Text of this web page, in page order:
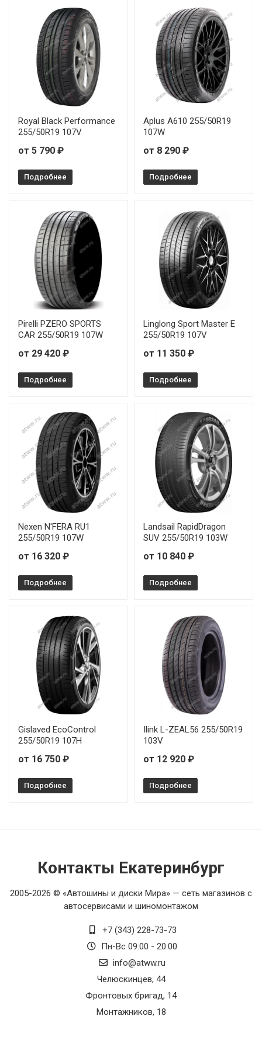
Royal Black Performance
255/50R19 107V
от 5 790 ₽
Подробнее
Aplus A610 255/50R19
107W
от 8 290 ₽
Подробнее
Pirelli PZERO SPORTS
CAR 255/50R19 107W
от 29 420 ₽
Подробнее
Linglong Sport Master E
255/50R19 107V
от 11 350 ₽
Подробнее
Nexen N'FERA RU1
255/50R19 107W
от 16 320 ₽
Подробнее
Landsail RapidDragon
SUV 255/50R19 103W
от 10 840 ₽
Подробнее
Gislaved EcoControl
255/50R19 107H
от 16 750 ₽
Подробнее
Ilink L-ZEAL56 255/50R19
103V
от 12 920 ₽
Подробнее
Контакты Екатеринбург
2005-2026 © «Автошины и диски Мира» — сеть магазинов с
автосервисами и шиномонтажом
+7 (343) 228-73-73
Пн-Вс 09:00 - 20:00
info@atww.ru
Челюскинцев, 44
Фронтовых бригад, 14
Монтажников, 18